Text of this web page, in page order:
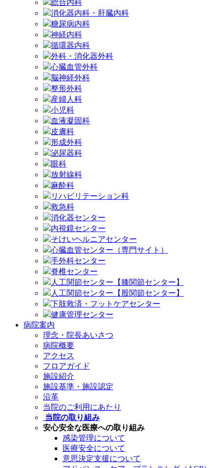
総合内科
消化器内科・肝臓内科
糖尿病内科
神経内科
循環器内科
外科・消化器外科
心臓血管外科
脳神経外科
整形外科
産婦人科
小児科
血液凝固科
皮膚科
形成外科
泌尿器科
眼科
放射線科
麻酔科
リハビリテーション科
救急科
消化器センター
内視鏡センター
そけいヘルニアセンター
心臓血管センター（専門サイト）
手外科センター
脊椎センター
人工関節センター【膝関節センター】
人工関節センター【股関節センター】
下肢救済・フットケアセンター
健康管理センター
病院案内
理念・院長あいさつ
病院概要
アクセス
フロアガイド
施設紹介
施設基準・施設認定
沿革
当院のご利用にあたり
当院の取り組み
安心安全な医療への取り組み
感染管理について
医療安全について
意思決定支援について